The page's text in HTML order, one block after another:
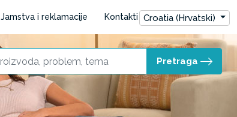
Jamstva i reklamacije Kontakti Croatia (Hrvatski)
Pretraga